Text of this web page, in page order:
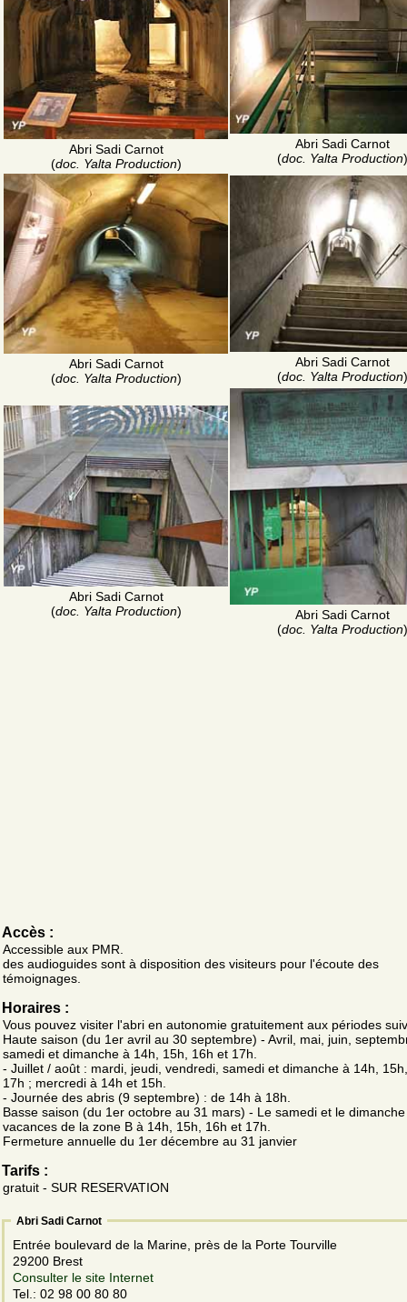
Abri Sadi Carnot
(doc. Yalta Production)
Abri Sadi Carnot
(doc. Yalta Production)
Abri Sadi Carnot
(doc. Yalta Production)
Abri Sadi Carnot
(doc. Yalta Production)
Abri Sadi Carnot
(doc. Yalta Production)
Abri Sadi Carnot
(doc. Yalta Production)
Accès :
Accessible aux PMR.
des audioguides sont à disposition des visiteurs pour l'écoute des
témoignages.
Horaires :
Vous pouvez visiter l'abri en autonomie gratuitement aux périodes
Haute saison (du 1er avril au 30 septembre) - Avril, mai, juin,
samedi et dimanche à 14h, 15h, 16h et 17h.
- Juillet / août : mardi, jeudi, vendredi, samedi et dimanche à 14h,
17h ; mercredi à 14h et 15h.
- Journée des abris (9 septembre) : de 14h à 18h.
Basse saison (du 1er octobre au 31 mars) - Le samedi et le
vacances de la zone B à 14h, 15h, 16h et 17h.
Fermeture annuelle du 1er décembre au 31 janvier
Tarifs :
gratuit - SUR RESERVATION
Abri Sadi Carnot
Entrée boulevard de la Marine, près de la Porte Tourville
29200 Brest
Consulter le site Internet
Tel.: 02 98 00 80 80